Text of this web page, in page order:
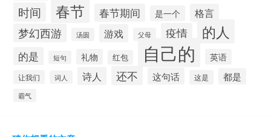
时间 春节 春节期间 是一个 格言
梦幻西游 汤圆 游戏 父母 疫情 的人
的是 短句 礼物 红包 自己的 英语
让我们 词人 诗人 还不 这句话 这是 都是
霸气